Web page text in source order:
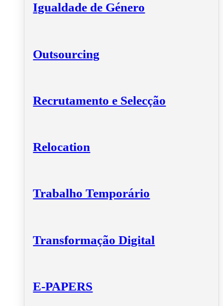
Igualdade de Género
Outsourcing
Recrutamento e Selecção
Relocation
Trabalho Temporário
Transformação Digital
E-PAPERS